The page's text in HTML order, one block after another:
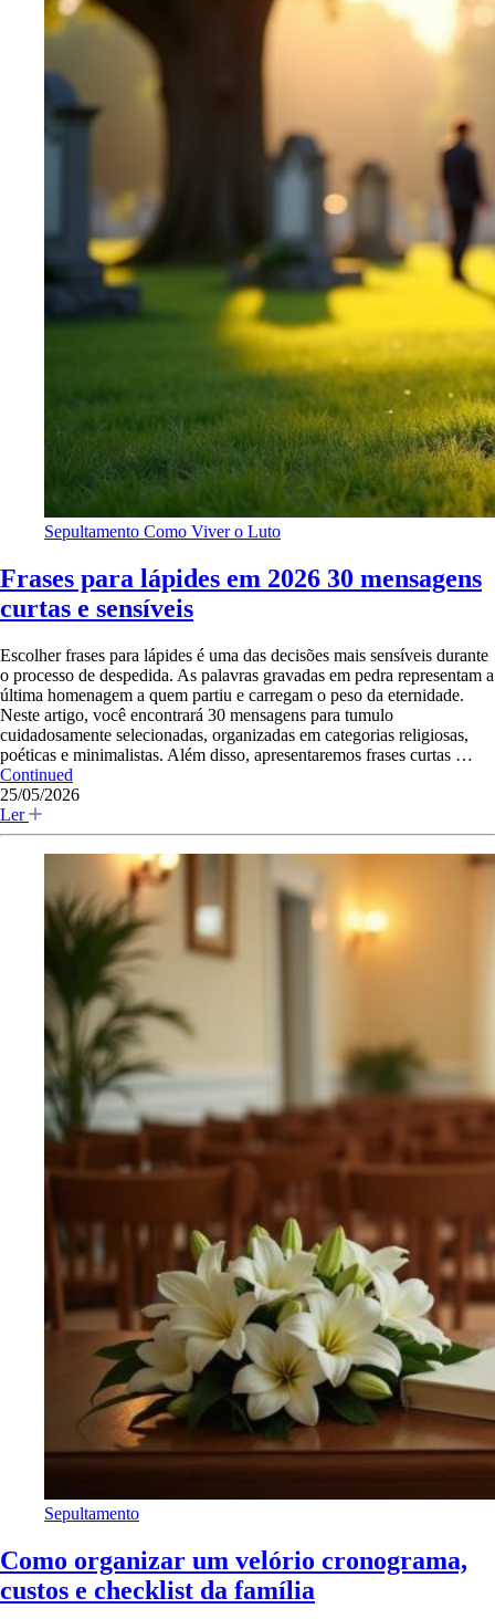
Sepultamento Como Viver o Luto
Frases para lápides em 2026 30 mensagens
curtas e sensíveis
Escolher frases para lápides é uma das decisões mais sensíveis durante
o processo de despedida. As palavras gravadas em pedra representam a
última homenagem a quem partiu e carregam o peso da eternidade.
Neste artigo, você encontrará 30 mensagens para tumulo
cuidadosamente selecionadas, organizadas em categorias religiosas,
poéticas e minimalistas. Além disso, apresentaremos frases curtas …
Continued
25/05/2026
Ler
Sepultamento
Como organizar um velório cronograma,
custos e checklist da família